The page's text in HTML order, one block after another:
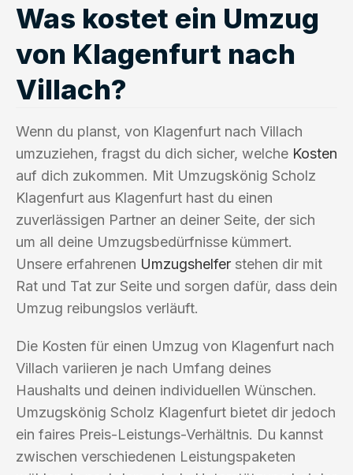
Was kostet ein Umzug
von Klagenfurt nach
Villach?
Wenn du planst, von Klagenfurt nach Villach
umzuziehen, fragst du dich sicher, welche Kosten
auf dich zukommen. Mit Umzugskönig Scholz
Klagenfurt aus Klagenfurt hast du einen
zuverlässigen Partner an deiner Seite, der sich
um all deine Umzugsbedürfnisse kümmert.
Unsere erfahrenen Umzugshelfer stehen dir mit
Rat und Tat zur Seite und sorgen dafür, dass dein
Umzug reibungslos verläuft.
Die Kosten für einen Umzug von Klagenfurt nach
Villach variieren je nach Umfang deines
Haushalts und deinen individuellen Wünschen.
Umzugskönig Scholz Klagenfurt bietet dir jedoch
ein faires Preis-Leistungs-Verhältnis. Du kannst
zwischen verschiedenen Leistungspaketen